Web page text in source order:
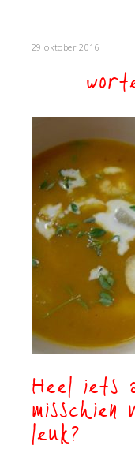
29 oktober 2016
Heel iets
leuk?